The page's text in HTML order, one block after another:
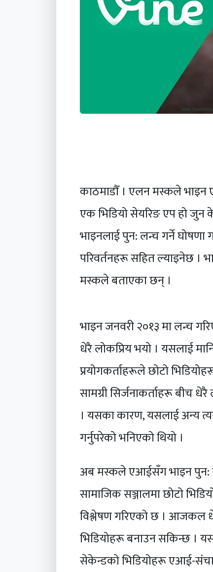
काठमाडौँ । एलन मस्कले भाइन
एक भिडियो सेयरिङ एप हो जुन
भाइनलाई पुन: लन्च गर्ने
परिवर्तनहरू सहित ल्याइनेछ ।
मस्कले बताएका छन् ।
भाइन जनवरी २०१३ मा लन्च
धेरै लोकप्रिय भयो । यसलाई
प्रयोगकर्ताहरूले छोटो
सामग्री सिर्जनाकर्ताहरू बीच
। यसका कारण, यसलाई अन्य
गर्नुपरेको भनिएको थियो ।
अब मस्कले एआईसँग भाइन पुन:
सामाजिक सञ्जालमा छोटो
विश्लेषण गरिएको छ ।
भिडियोहरू बनाउन सकिन्छ ।
सेकेन्डको भिडियोहरू एआई-